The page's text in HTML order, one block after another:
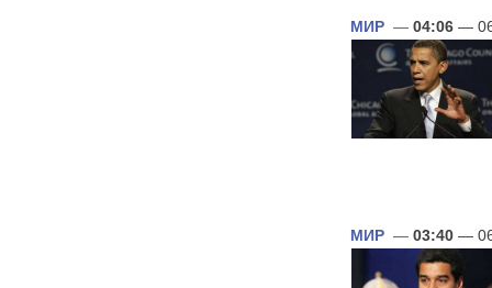
МИР — 04:06 —
МИР — 03:40 —